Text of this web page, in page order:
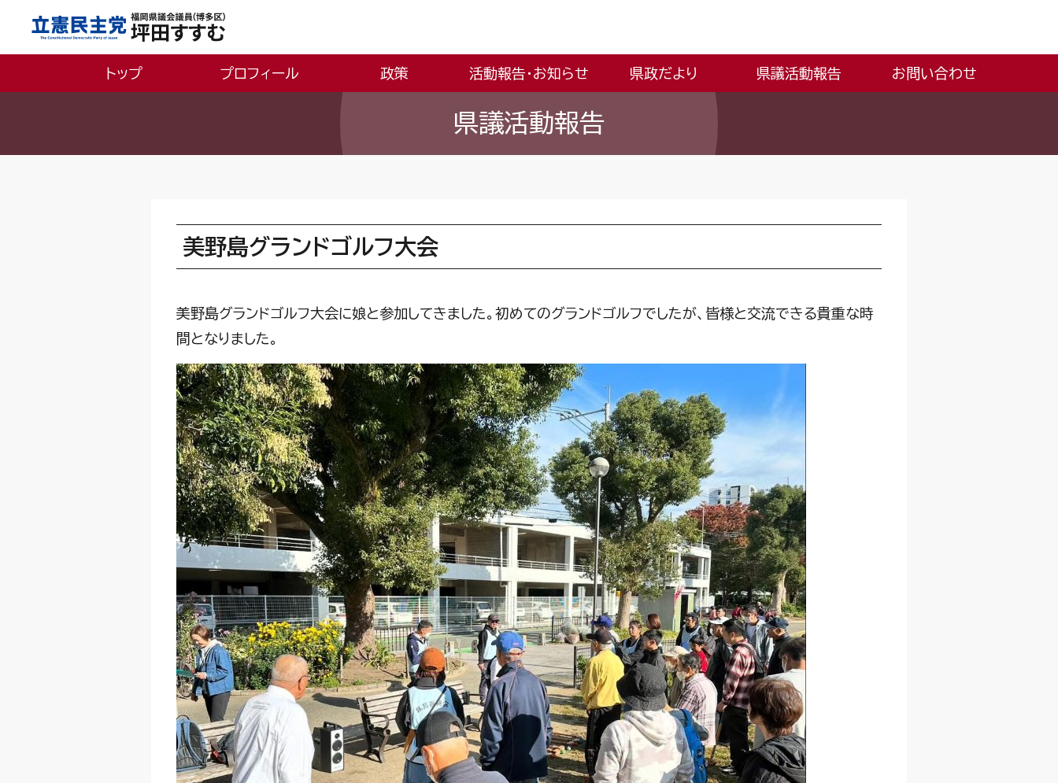
トップ プロフィール 政策 活動報告・お知らせ 県政だより 県議活動報告 お問い合わせ
県議活動報告
美野島グランドゴルフ大会
美野島グランドゴルフ大会に娘と参加してきました。初めてのグランドゴルフでしたが、皆様と交流できる貴重な時
間となりました。